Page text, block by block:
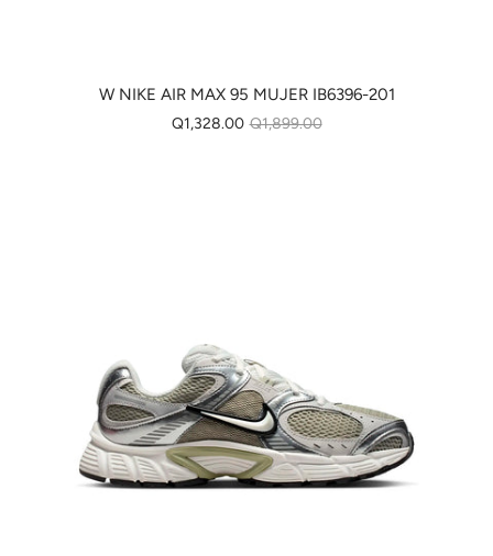
W NIKE AIR MAX 95 MUJER IB6396-201
Q1,328.00 Q1,899.00